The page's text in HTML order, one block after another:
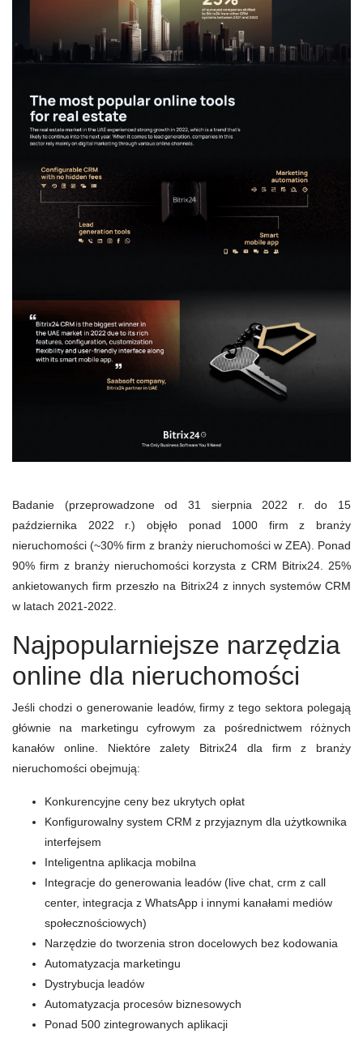
Badanie (przeprowadzone od 31 sierpnia 2022 r. do 15
października 2022 r.) objęło ponad 1000 firm z branży
nieruchomości (~30% firm z branży nieruchomości w ZEA). Ponad
90% firm z branży nieruchomości korzysta z CRM Bitrix24. 25%
ankietowanych firm przeszło na Bitrix24 z innych systemów CRM
w latach 2021-2022.
Najpopularniejsze narzędzia
online dla nieruchomości
Jeśli chodzi o generowanie leadów, firmy z tego sektora polegają
głównie na marketingu cyfrowym za pośrednictwem różnych
kanałów online. Niektóre zalety Bitrix24 dla firm z branży
nieruchomości obejmują:
Konkurencyjne ceny bez ukrytych opłat
Konfigurowalny system CRM z przyjaznym dla użytkownika
interfejsem
Inteligentna aplikacja mobilna
Integracje do generowania leadów (live chat, crm z call
center, integracja z WhatsApp i innymi kanałami mediów
społecznościowych)
Narzędzie do tworzenia stron docelowych bez kodowania
Automatyzacja marketingu
Dystrybucja leadów
Automatyzacja procesów biznesowych
Ponad 500 zintegrowanych aplikacji